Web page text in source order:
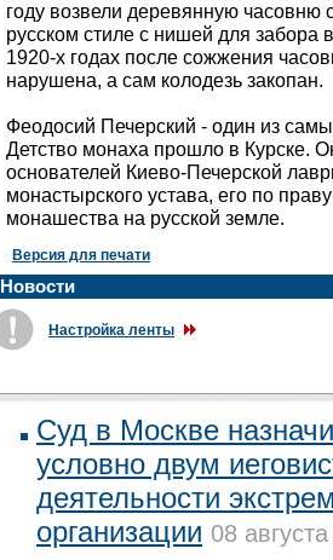
году возвели деревянную
русском стиле с нишей для забора
1920-х годах после сожжения
нарушена, а сам колодезь закопан.
Феодосий Печерский - один из
Детство монаха прошло в Курске.
основателей Киево-Печерской
монастырского устава, его по
монашества на русской земле.
Версия для печати
Новости
Настройка ленты
Суд в Москве
условно двум
деятельности
организации 08